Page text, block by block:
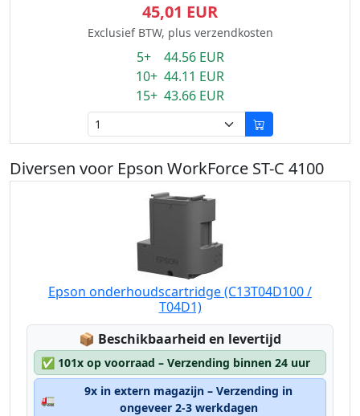
45,01 EUR
Exclusief BTW, plus verzendkosten
5+ 44.56 EUR
10+ 44.11 EUR
15+ 43.66 EUR
Diversen voor Epson WorkForce ST-C 4100
Epson onderhoudscartridge (C13T04D100 /
T04D1)
📦 Lagerstatus:
Beschikbaarheid en levertijd
✅ 101x op voorraad – Verzending binnen 24 uur
🚛
9x in extern magazijn – Verzending in
ongeveer 2-3 werkdagen